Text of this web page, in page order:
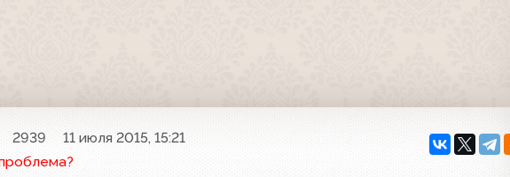
2939
11 июля 2015, 15:21